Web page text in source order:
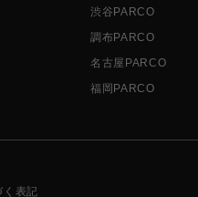
渋谷PARCO
調布PARCO
名古屋PARCO
福岡PARCO
く表記